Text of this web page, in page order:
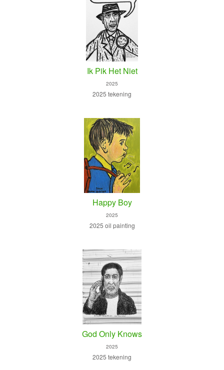
Ik Pik Het Niet
2025
2025 tekening
Happy Boy
2025
2025 oil painting
God Only Knows
2025
2025 tekening